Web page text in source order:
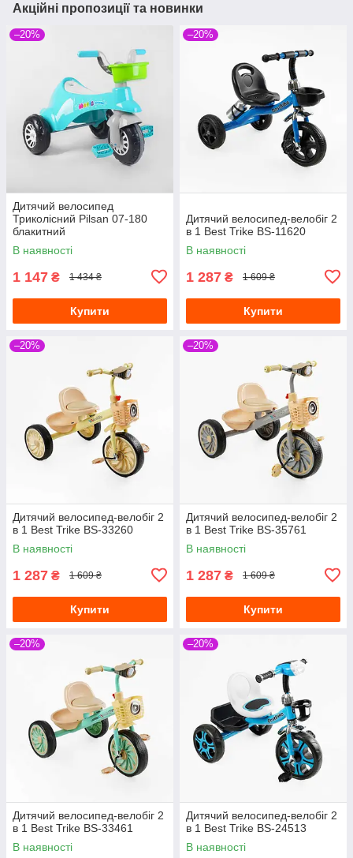
Акційні пропозиції та новинки
–20%
Дитячий велосипед
Триколісний Pilsan 07-180
блакитний
В наявності
1 147 ₴ 1 434 ₴
Купити
–20%
Дитячий велосипед-велобіг 2
в 1 Best Trike BS-11620
В наявності
1 287 ₴ 1 609 ₴
Купити
–20%
Дитячий велосипед-велобіг 2
в 1 Best Trike BS-33260
В наявності
1 287 ₴ 1 609 ₴
Купити
–20%
Дитячий велосипед-велобіг 2
в 1 Best Trike BS-35761
В наявності
1 287 ₴ 1 609 ₴
Купити
–20%
Дитячий велосипед-велобіг 2
в 1 Best Trike BS-33461
В наявності
–20%
Дитячий велосипед-велобіг 2
в 1 Best Trike BS-24513
В наявності